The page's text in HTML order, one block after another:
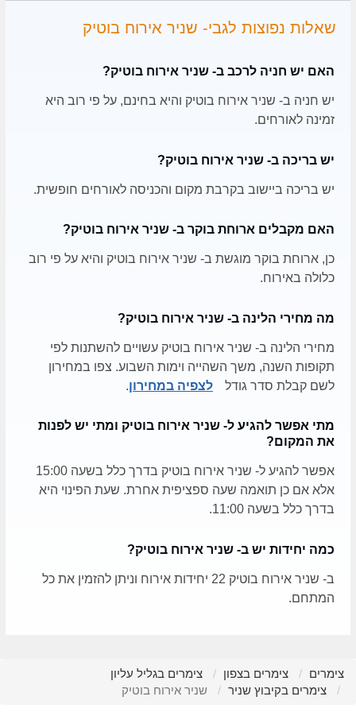
שאלות נפוצות לגבי- שניר אירוח בוטיק
האם יש חניה לרכב ב- שניר אירוח בוטיק?
יש חניה ב- שניר אירוח בוטיק והיא בחינם, על פי רוב היא
זמינה לאורחים.
יש בריכה ב- שניר אירוח בוטיק?
יש בריכה ביישוב בקרבת מקום והכניסה לאורחים חופשית.
האם מקבלים ארוחת בוקר ב- שניר אירוח בוטיק?
כן, ארוחת בוקר מוגשת ב- שניר אירוח בוטיק והיא על פי רוב
כלולה באירוח.
מה מחירי הלינה ב- שניר אירוח בוטיק?
מחירי הלינה ב- שניר אירוח בוטיק עשויים להשתנות לפי
תקופות השנה, משך השהייה וימות השבוע. צפו במחירון
לשם קבלת סדר גודל
לצפיה במחירון.
מתי אפשר להגיע ל- שניר אירוח בוטיק ומתי יש לפנות
את המקום?
אפשר להגיע ל- שניר אירוח בוטיק בדרך כלל בשעה 15:00
אלא אם כן תואמה שעה ספציפית אחרת. שעת הפינוי היא
בדרך כלל בשעה 11:00.
כמה יחידות יש ב- שניר אירוח בוטיק?
ב- שניר אירוח בוטיק 22 יחידות אירוח וניתן להזמין את כל
המתחם.
צימרים צימרים בצפון
צימרים בגליל עליון
צימרים בקיבוץ שניר
שניר אירוח בוטיק